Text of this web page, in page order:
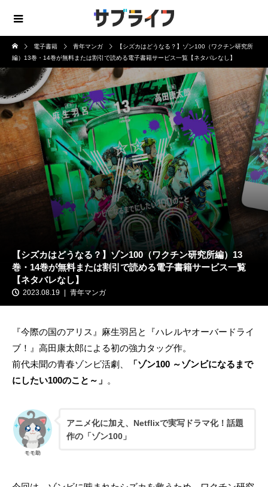
電子書籍 青年マンガ
【シズカはどうなる？】ゾン100（ワクチン研究所
編）13巻・14巻が無料または割引で読める電子書籍サービス一覧【ネタバレなし】
【シズカはどうなる？】ゾン100（ワクチン研究所編）13
巻・14巻が無料または割引で読める電子書籍サービス一覧
【ネタバレなし】
2023.08.19 青年マンガ
『今際の国のアリス』麻生羽呂と『ハレルヤオーバードライ
ブ！』高田康太郎による初の強力タッグ作。
前代未聞の青春ゾンビ活劇、
「ゾン100 ～ゾンビになるまで
にしたい100のこと～」 。
モモ助
アニメ化に加え、Netflixで実写ドラマ化！話題
作の「ゾン100」